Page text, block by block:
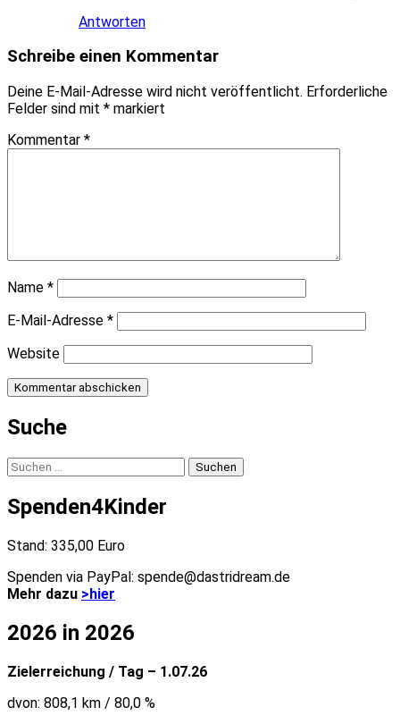
Antworten
Schreibe einen Kommentar
Deine E-Mail-Adresse wird nicht veröffentlicht. Erforderliche
Felder sind mit * markiert
Kommentar *
Name *
E-Mail-Adresse *
Website
Suche
Suchen
nach:
Spenden4Kinder
Stand: 335,00 Euro
Spenden via PayPal: spende@dastridream.de
Mehr dazu >hier
2026 in 2026
Zielerreichung / Tag – 1.07.26
dvon: 808,1 km / 80,0 %